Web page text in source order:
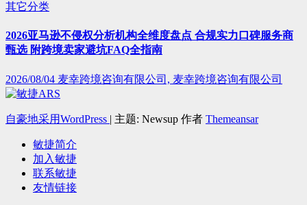
其它分类
2026亚马逊不侵权分析机构全维度盘点 合规实力口碑服务商
甄选 附跨境卖家避坑FAQ全指南
2026/08/04 麦幸跨境咨询有限公司, 麦幸跨境咨询有限公司
自豪地采用WordPress | 主题: Newsup 作者 Themeansar
敏捷简介
加入敏捷
联系敏捷
友情链接